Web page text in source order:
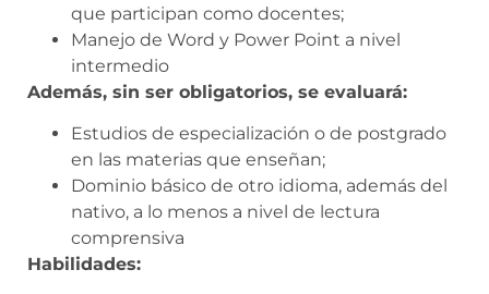
que participan como docentes;
Manejo de Word y Power Point a nivel
intermedio
Además, sin ser obligatorios, se evaluará:
Estudios de especialización o de postgrado
en las materias que enseñan;
Dominio básico de otro idioma, además del
nativo, a lo menos a nivel de lectura
comprensiva
Habilidades: